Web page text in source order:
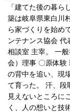
「建てた後の暮
築は岐阜県東白川
ら家づくりを始め
ンテナンス協会
相談室 主宰。 一
会）理事 〇原体験
の背中を追い、現
て育った。 汗、段
見えないところに
く、人の想いと技